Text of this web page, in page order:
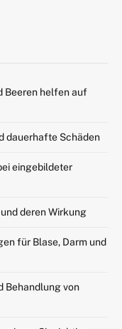
Beeren helfen auf
dauerhafte Schäden
eingebildeter
deren Wirkung
für Blase, Darm und
Behandlung von